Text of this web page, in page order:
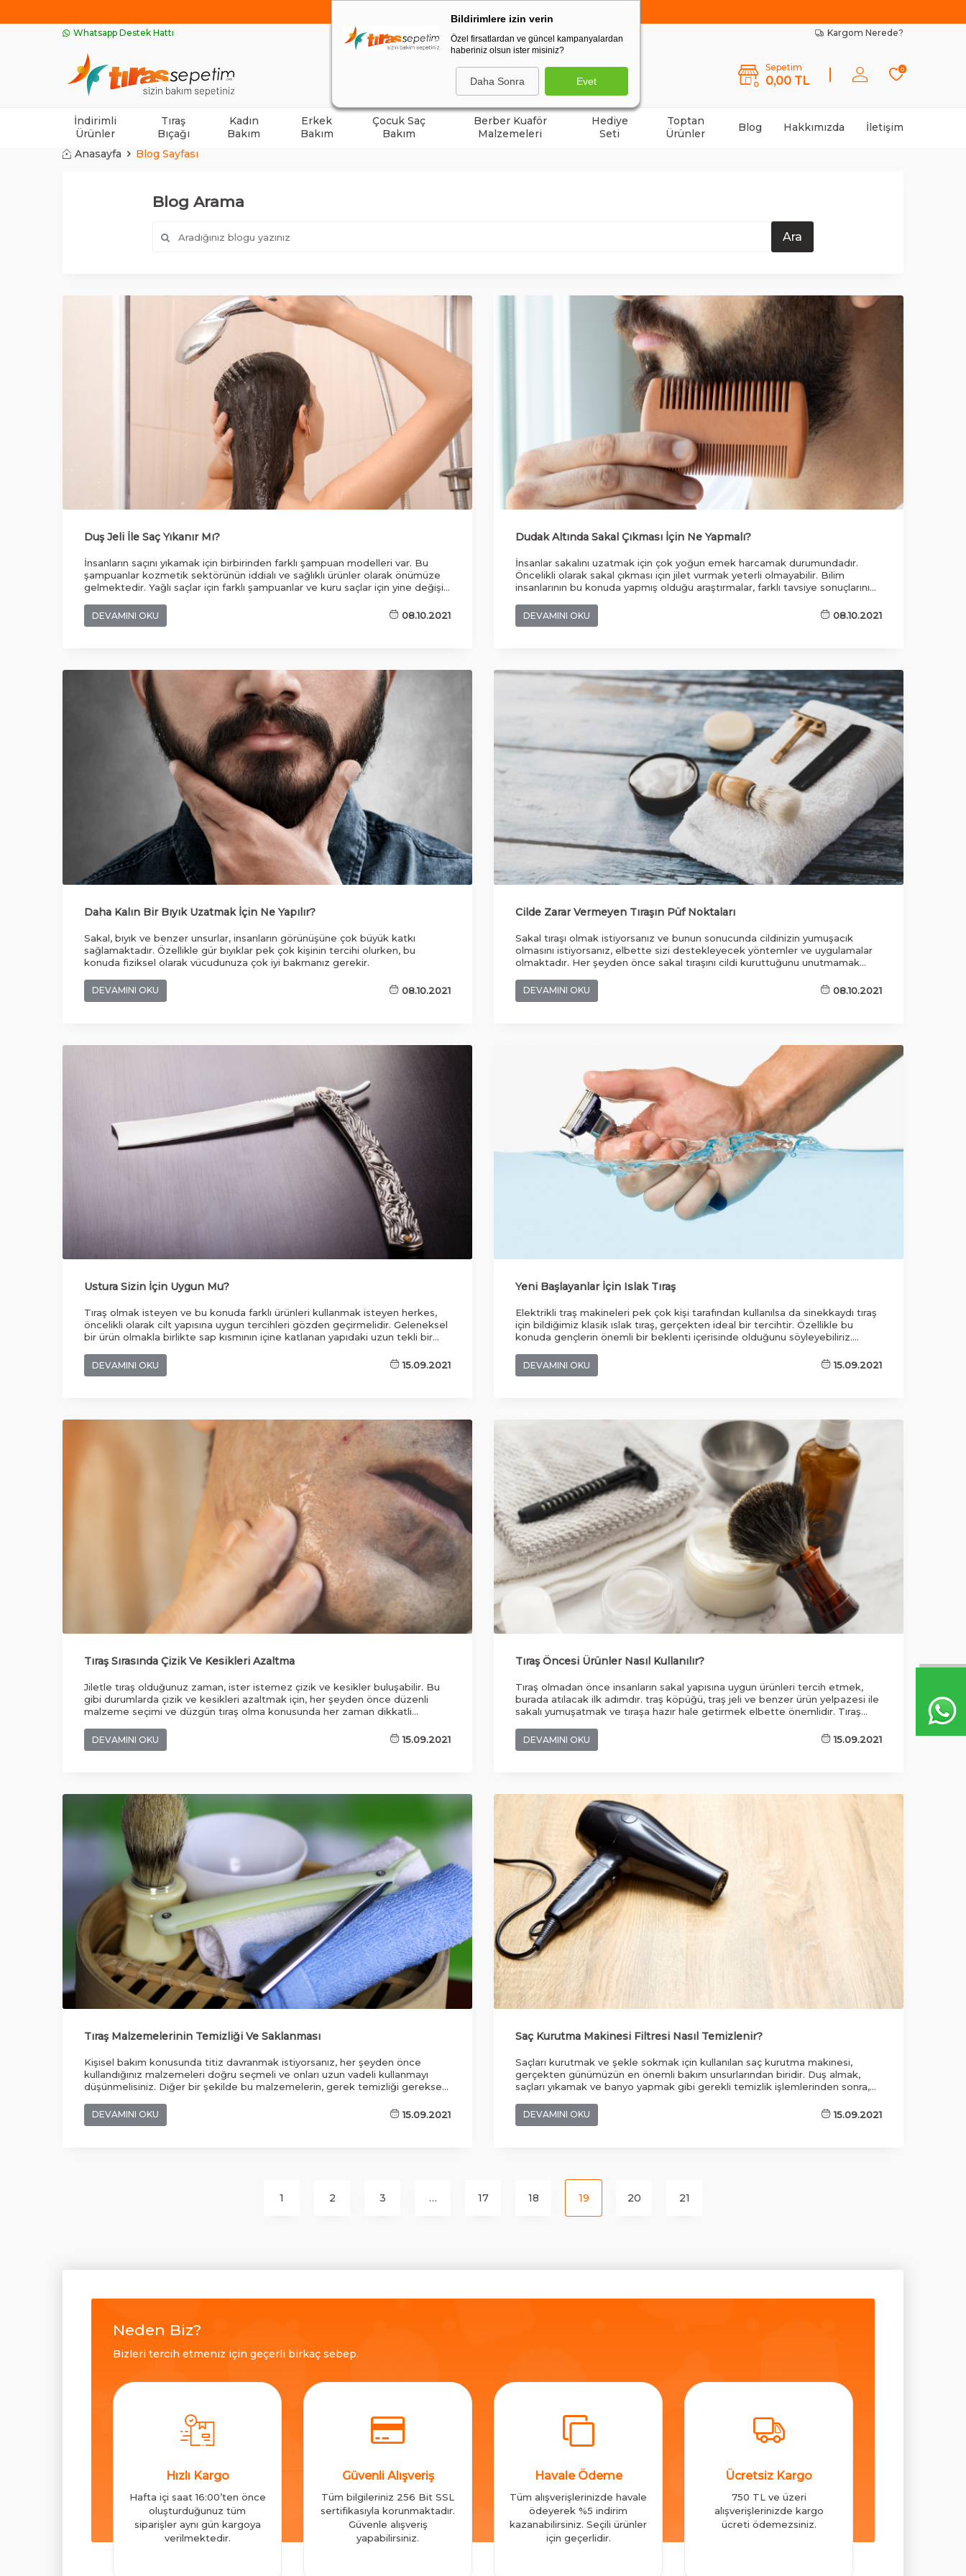
Whatsapp Destek Hattı Kargom Nerede?
0
Sepetim
0,00 TL
0
İndirimli
Ürünler
Tıraş
Bıçağı
Kadın
Bakım
Erkek
Bakım
Çocuk Saç
Bakım
Berber Kuaför
Malzemeleri
Hediye
Seti
Toptan
Ürünler
Blog Hakkımızda İletişim
Anasayfa Blog Sayfası
Blog Arama
Ara
Duş Jeli İle Saç Yıkanır Mı?
İnsanların saçını yıkamak için birbirinden farklı şampuan modelleri var. Bu
şampuanlar kozmetik sektörünün iddialı ve sağlıklı ürünler olarak önümüze
gelmektedir. Yağlı saçlar için farklı şampuanlar ve kuru saçlar için yine değişik
DEVAMINI OKU 08.10.2021
Dudak Altında Sakal Çıkması İçin Ne Yapmalı?
İnsanlar sakalını uzatmak için çok yoğun emek harcamak durumundadır.
Öncelikli olarak sakal çıkması için jilet vurmak yeterli olmayabilir. Bilim
insanlarının bu konuda yapmış olduğu araştırmalar, farklı tavsiye sonuçlarını
DEVAMINI OKU 08.10.2021
Daha Kalın Bir Bıyık Uzatmak İçin Ne Yapılır?
Sakal, bıyık ve benzer unsurlar, insanların görünüşüne çok büyük katkı
sağlamaktadır. Özellikle gür bıyıklar pek çok kişinin tercihi olurken, bu
konuda fiziksel olarak vücudunuza çok iyi bakmanız gerekir.
DEVAMINI OKU 08.10.2021
Cilde Zarar Vermeyen Tıraşın Püf Noktaları
Sakal tıraşı olmak istiyorsanız ve bunun sonucunda cildinizin yumuşacık
olmasını istiyorsanız, elbette sizi destekleyecek yöntemler ve uygulamalar
olmaktadır. Her şeyden önce sakal tıraşını cildi kuruttuğunu unutmamak
DEVAMINI OKU 08.10.2021
Ustura Sizin İçin Uygun Mu?
Tıraş olmak isteyen ve bu konuda farklı ürünleri kullanmak isteyen herkes,
öncelikli olarak cilt yapısına uygun tercihleri gözden geçirmelidir. Geleneksel
bir ürün olmakla birlikte sap kısmının içine katlanan yapıdaki uzun tekli bir
Özellikle ikiye bölünmüş jiletlerin bir muhafaza mekanizması devreye
girerken, jileti buraya takabilir ve hemen tıraşa geçebilirsiniz. Ustura değişik
DEVAMINI OKU 15.09.2021
Yeni Başlayanlar İçin Islak Tıraş
Elektrikli traş makineleri pek çok kişi tarafından kullanılsa da sinekkaydı tıraş
için bildiğimiz klasik ıslak tıraş, gerçekten ideal bir tercihtir. Özellikle bu
konuda gençlerin önemli bir beklenti içerisinde olduğunu söyleyebiliriz.
olduğu ve bu deneyimi yaşadığı bilinmektedir. Esasen bu deneyimlerin
ilerleyen dönemlerde sizin için daha karizmatik bir belirleyici özellik ortaya
DEVAMINI OKU 15.09.2021
Tıraş Sırasında Çizik Ve Kesikleri Azaltma
Jiletle tıraş olduğunuz zaman, ister istemez çizik ve kesikler buluşabilir. Bu
gibi durumlarda çizik ve kesikleri azaltmak için, her şeyden önce düzenli
malzeme seçimi ve düzgün tıraş olma konusunda her zaman dikkatli
etmesi gerekiyor. Özellikle geniş bir kategori ve avantajlı yelpaze ile birlikte,
burada tercih edilen ürün seçenekleri insanların ihtiyacını çok verimli bir
DEVAMINI OKU 15.09.2021
Tıraş Öncesi Ürünler Nasıl Kullanılır?
Tıraş olmadan önce insanların sakal yapısına uygun ürünleri tercih etmek,
burada atılacak ilk adımdır. traş köpüğü, traş jeli ve benzer ürün yelpazesi ile
sakalı yumuşatmak ve tıraşa hazır hale getirmek elbette önemlidir. Tıraş
ortaya koyacaktır. Tıraş öncesi kullanılan tıraş yağları, tıraş kremleri, peeling
ürünleri ve bildiğimiz traş köpüğü ile birlikte, tıraş jeli gibi seçenekler burada
DEVAMINI OKU 15.09.2021
Tıraş Malzemelerinin Temizliği Ve Saklanması
Kişisel bakım konusunda titiz davranmak istiyorsanız, her şeyden önce
kullandığınız malzemeleri doğru seçmeli ve onları uzun vadeli kullanmayı
düşünmelisiniz. Diğer bir şekilde bu malzemelerin, gerek temizliği gerekse
içerisinde sayabileceğimiz seçeneklerden, traş sabunu, traş köpüğü ve traş
jeli ön hazırlık için gereklidir. Bu tip malzemeleri saklamak istiyorsanız, traş
DEVAMINI OKU 15.09.2021
Saç Kurutma Makinesi Filtresi Nasıl Temizlenir?
Saçları kurutmak ve şekle sokmak için kullanılan saç kurutma makinesi,
gerçekten günümüzün en önemli bakım unsurlarından biridir. Duş almak,
saçları yıkamak ve banyo yapmak gibi gerekli temizlik işlemlerinden sonra,
sorumluluğu bulunmaktadır. Saçlarınıza şekil veren bu kaliteli makine
seçeneklerini, özellikle uzun vadeli kullanmak için dikkatli olmalısınız. Pek
DEVAMINI OKU 15.09.2021
1 2 3 … 17 18 19 20 21
Neden Biz?
Bizleri tercih etmeniz için geçerli birkaç sebep.
Hızlı Kargo
Hafta içi saat 16:00’ten önce
oluşturduğunuz tüm
siparişler aynı gün kargoya
verilmektedir.
Güvenli Alışveriş
Tüm bilgileriniz 256 Bit SSL
sertifikasıyla korunmaktadır.
Güvenle alışveriş
yapabilirsiniz.
Havale Ödeme
Tüm alışverişlerinizde havale
ödeyerek %5 indirim
kazanabilirsiniz. Seçili ürünler
için geçerlidir.
Ücretsiz Kargo
750 TL ve üzeri
alışverişlerinizde kargo
ücreti ödemezsiniz.
Bildirimlere izin verin
Özel firsatlardan ve güncel kampanyalardan
haberiniz olsun ister misiniz?
Daha Sonra Evet